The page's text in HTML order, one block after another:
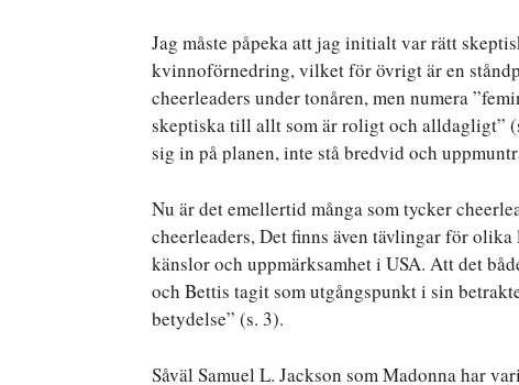
Jag måste påpeka att jag initialt var rätt
kvinnoförnedring, vilket för övrigt är en
cheerleaders under tonåren, men numera
skeptiska till allt som är roligt och alldagligt”
sig in på planen, inte stå bredvid och
Nu är det emellertid många som tycker
cheerleaders, Det finns även tävlingar för
känslor och uppmärksamhet i USA. Att det
och Bettis tagit som utgångspunkt i sin
betydelse” (s. 3).
Såväl Samuel L. Jackson som Madonna har